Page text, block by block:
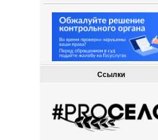
Ссылки